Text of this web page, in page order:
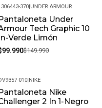
Oculto
Convertible
-33%
370|UNDER ARMOUR
Under
Tech Graphic 10
Verde Limón
$149.990
-22%
010|NIKE
Pantaloneta Nike
2 In 1-Negro